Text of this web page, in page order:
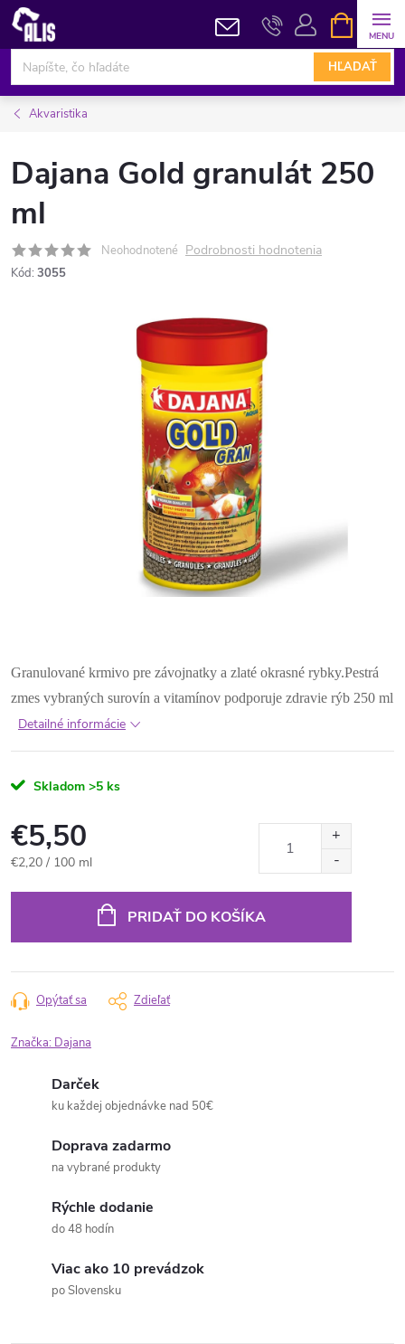
Prejsť
obsah
HĽADAŤ
KOŠÍK
Akvaristika
Dajana Gold granulát 250
ml
Neohodnotené Podrobnosti hodnotenia
Kód: 3055
Granulované krmivo pre závojnatky a zlaté okrasné rybky.Pestrá
zmes vybraných surovín a vitamínov podporuje zdravie rýb 250 ml
Detailné informácie
Skladom >5 ks
€5,50
Jednotková
€2,20 / 100 ml
PRIDAŤ DO KOŠÍKA
Opýtať sa Zdieľať
Značka: Dajana
Darček
ku každej objednávke nad 50€
Doprava zadarmo
na vybrané produkty
Rýchle dodanie
do 48 hodín
Viac ako 10 prevádzok
po Slovensku